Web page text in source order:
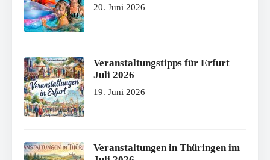
20. Juni 2026
Veranstaltungstipps für Erfurt
Juli 2026
19. Juni 2026
Veranstaltungen in Thüringen im